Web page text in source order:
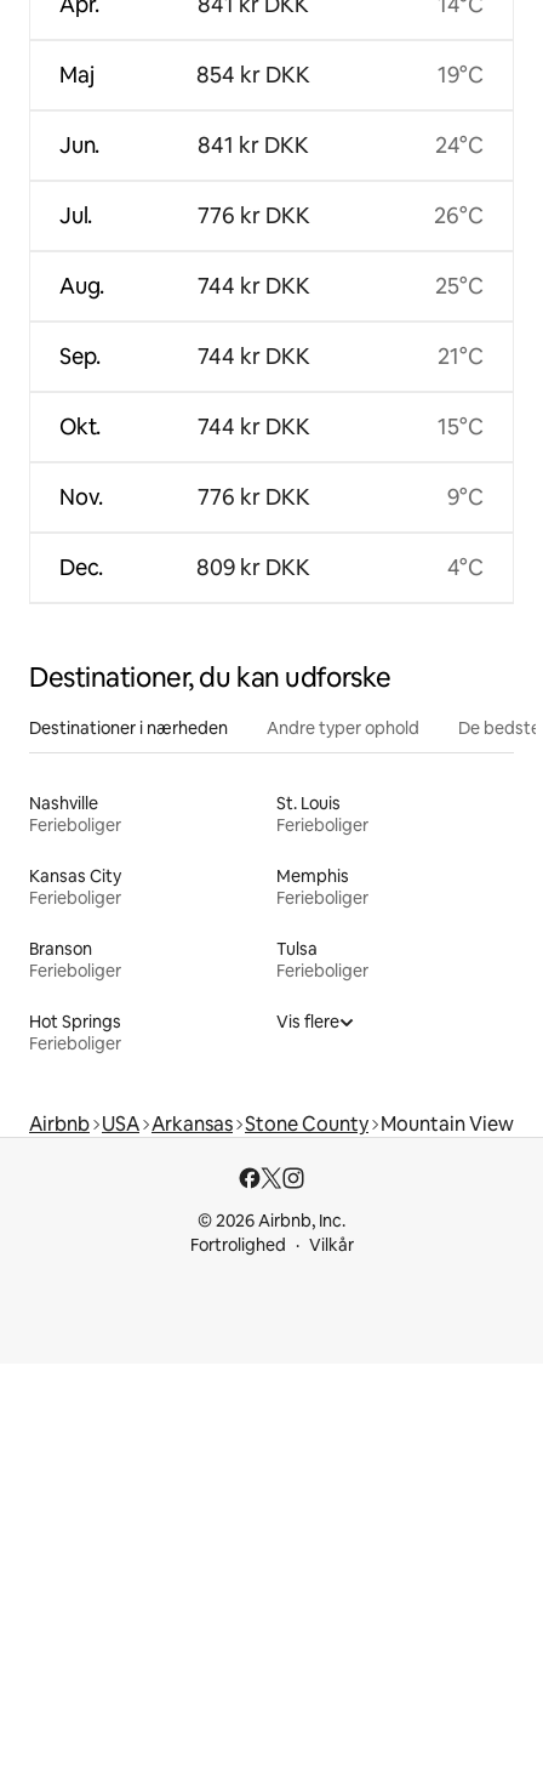
Maj
Jun.
Jul.
Aug.
Sep.
Okt.
Nov.
Dec.
854 kr DKK
841 kr DKK
776 kr DKK
744 kr DKK
744 kr DKK
744 kr DKK
776 kr DKK
809 kr DKK
19°C
24°C
26°C
25°C
21°C
15°C
9°C
4°C
Destinationer, du kan udforske
Destinationer i nærheden Andre typer ophold De
Nashville
Ferieboliger
St. Louis
Ferieboliger
Kansas City
Ferieboliger
Memphis
Ferieboliger
Branson
Ferieboliger
Tulsa
Ferieboliger
Hot Springs
Ferieboliger
Vis flere
Airbnb USA Arkansas Stone County Mountain View
© 2026 Airbnb, Inc.
Fortrolighed
Vilkår